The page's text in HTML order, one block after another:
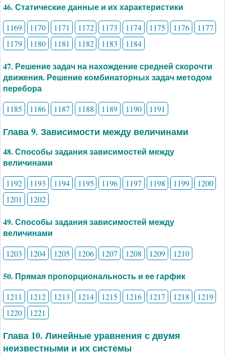
46. Статические данные и их характеристики
1169 1170 1171 1172 1173 1174 1175 1176
1177
1179
1180 1181 1182 1183 1184
47. Решение задач на нахождение средней скорочти
движения. Решение комбинаторных задач методом
перебора
1185 1186 1187 1188 1189 1190 1191
Глава 9. Зависимости между величинами
48. Способы задания зависимостей между
величинами
1192 1193 1194 1195 1196 1197 1198 1199
1200
1201
1202
49. Способы задания зависимостей между
величинами
1203 1204 1205 1206 1207 1208 1209 1210
50. Прямая пропорциональность и ее гарфик
1211 1212 1213 1214 1215 1216 1217 1218
1219
1220
1221
Глава 10. Линейные уравнения с двумя
неизвестными и их системы